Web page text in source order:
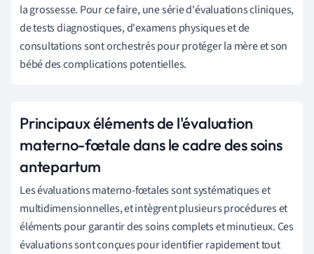
la grossesse. Pour ce faire, une série d'évaluations cliniques,
de tests diagnostiques, d'examens physiques et de
consultations sont orchestrés pour protéger la mère et son
bébé des complications potentielles.
Principaux éléments de l'évaluation
materno-fœtale dans le cadre des soins
antepartum
Les évaluations materno-fœtales sont systématiques et
multidimensionnelles, et intègrent plusieurs procédures et
éléments pour garantir des soins complets et minutieux. Ces
évaluations sont conçues pour identifier rapidement tout